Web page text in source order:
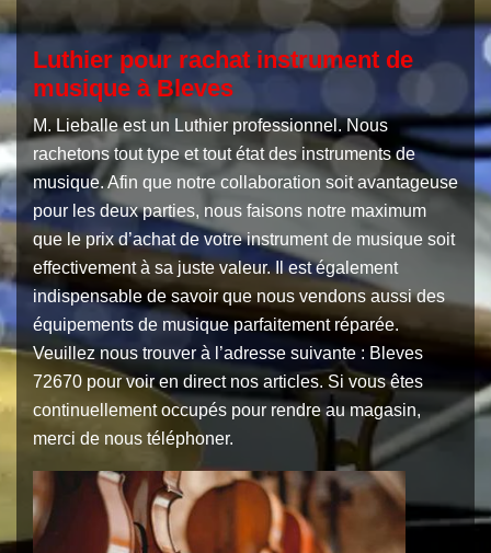
Luthier pour rachat instrument de
musique à Bleves
M. Lieballe est un Luthier professionnel. Nous
rachetons tout type et tout état des instruments de
musique. Afin que notre collaboration soit avantageuse
pour les deux parties, nous faisons notre maximum
que le prix d’achat de votre instrument de musique soit
effectivement à sa juste valeur. Il est également
indispensable de savoir que nous vendons aussi des
équipements de musique parfaitement réparée.
Veuillez nous trouver à l’adresse suivante : Bleves
72670 pour voir en direct nos articles. Si vous êtes
continuellement occupés pour rendre au magasin,
merci de nous téléphoner.